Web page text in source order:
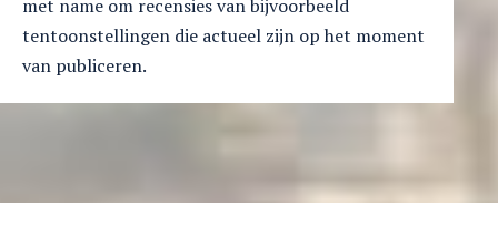
met name om recensies van bijvoorbeeld
tentoonstellingen die actueel zijn op het moment
van publiceren.